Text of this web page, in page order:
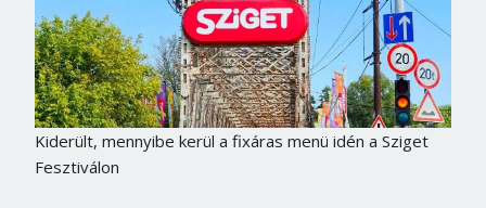
Kiderült, mennyibe kerül a fixáras menü idén a Sziget
Fesztiválon
Jelszó
Mégse Bejelentkezés